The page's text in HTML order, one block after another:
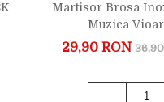
Martisor Brosa
Muzica
29,90 RON
-